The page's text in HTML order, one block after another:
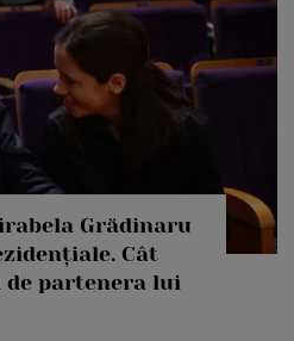
Grădinaru
Cât
partenera lui